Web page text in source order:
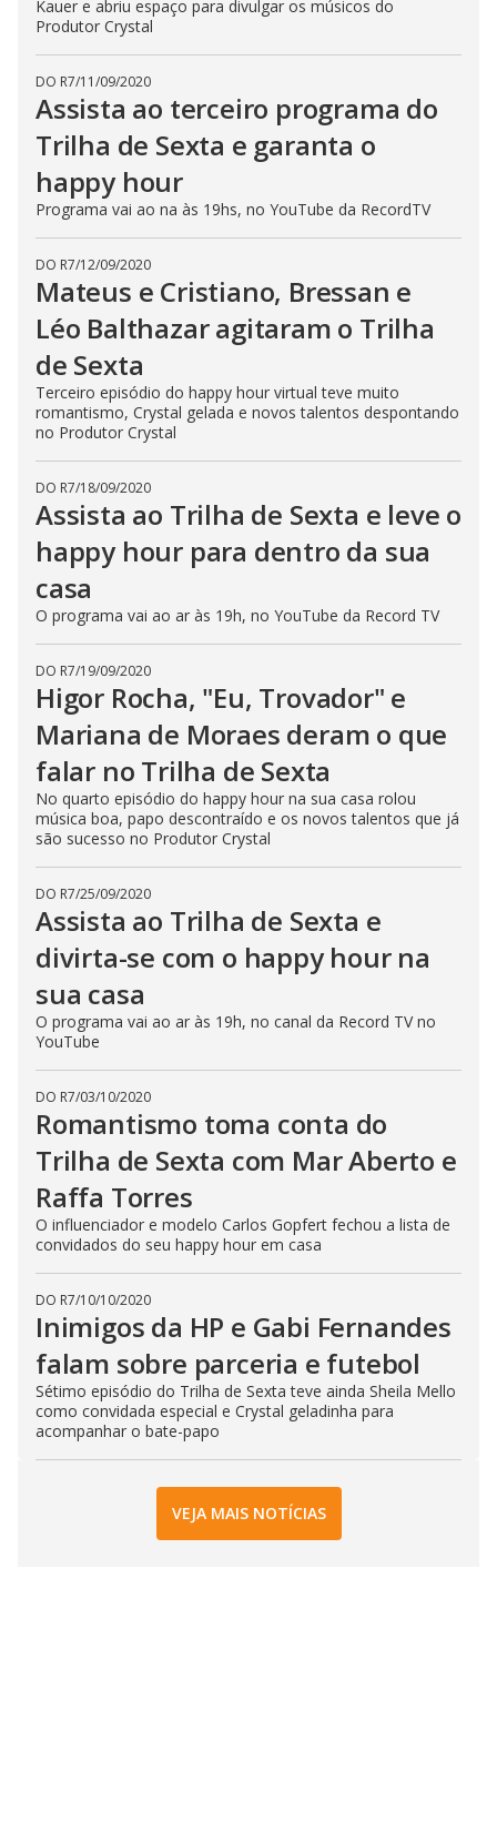
Kauer e abriu espaço para divulgar os músicos do
Produtor Crystal
DO R7/11/09/2020
Assista ao terceiro programa do
Trilha de Sexta e garanta o
happy hour
Programa vai ao na às 19hs, no YouTube da RecordTV
DO R7/12/09/2020
Mateus e Cristiano, Bressan e
Léo Balthazar agitaram o Trilha
de Sexta
Terceiro episódio do happy hour virtual teve muito
romantismo, Crystal gelada e novos talentos despontando
no Produtor Crystal
DO R7/18/09/2020
Assista ao Trilha de Sexta e leve o
happy hour para dentro da sua
casa
O programa vai ao ar às 19h, no YouTube da Record TV
DO R7/19/09/2020
Higor Rocha, "Eu, Trovador" e
Mariana de Moraes deram o que
falar no Trilha de Sexta
No quarto episódio do happy hour na sua casa rolou
música boa, papo descontraído e os novos talentos que já
são sucesso no Produtor Crystal
DO R7/25/09/2020
Assista ao Trilha de Sexta e
divirta-se com o happy hour na
sua casa
O programa vai ao ar às 19h, no canal da Record TV no
YouTube
DO R7/03/10/2020
Romantismo toma conta do
Trilha de Sexta com Mar Aberto e
Raffa Torres
O influenciador e modelo Carlos Gopfert fechou a lista de
convidados do seu happy hour em casa
DO R7/10/10/2020
Inimigos da HP e Gabi Fernandes
falam sobre parceria e futebol
Sétimo episódio do Trilha de Sexta teve ainda Sheila Mello
como convidada especial e Crystal geladinha para
acompanhar o bate-papo
VEJA MAIS NOTÍCIAS